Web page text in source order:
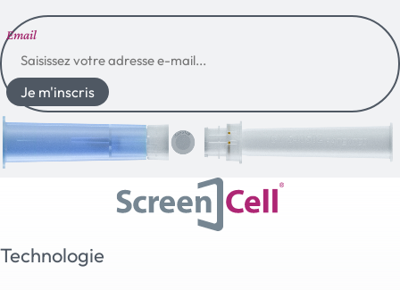
Email
Je m'inscris
Technologie